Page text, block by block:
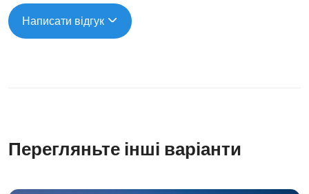
Написати відгук
Перегляньте інші варіанти